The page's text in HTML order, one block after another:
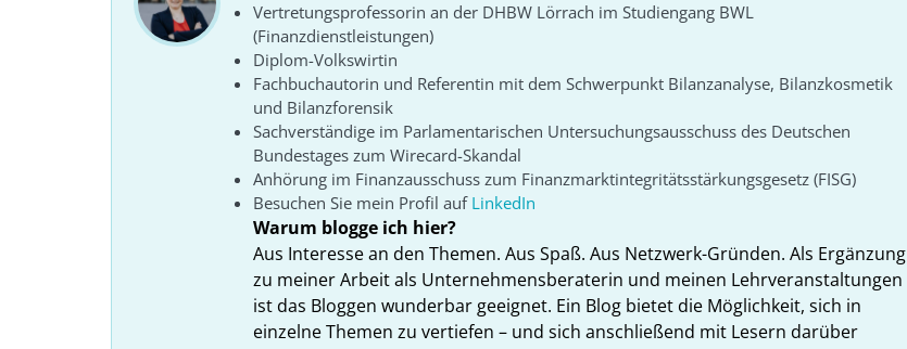
Vertretungsprofessorin an der DHBW Lörrach im Studiengang BWL
(Finanzdienstleistungen)
Diplom-Volkswirtin
Fachbuchautorin und Referentin mit dem Schwerpunkt Bilanzanalyse, Bilanzkosmetik
und Bilanzforensik
Sachverständige im Parlamentarischen Untersuchungsausschuss des Deutschen
Bundestages zum Wirecard-Skandal
Anhörung im Finanzausschuss zum Finanzmarktintegritätsstärkungsgesetz (FISG)
Besuchen Sie mein Profil auf LinkedIn
Warum blogge ich hier?
Aus Interesse an den Themen. Aus Spaß. Aus Netzwerk-Gründen. Als Ergänzung
zu meiner Arbeit als Unternehmensberaterin und meinen Lehrveranstaltungen
ist das Bloggen wunderbar geeignet. Ein Blog bietet die Möglichkeit, sich in
einzelne Themen zu vertiefen – und sich anschließend mit Lesern darüber